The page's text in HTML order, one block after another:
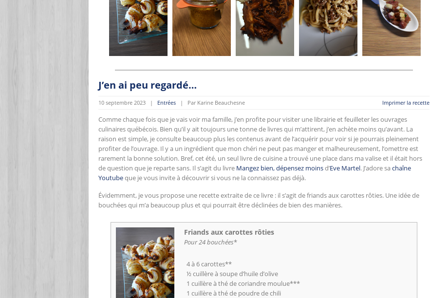
J’en ai peu regardé…
Imprimer la recette
10 septembre 2023 | Entrées | Par Karine Beauchesne
Comme chaque fois que je vais voir ma famille, j’en profite pour visiter une librairie et feuilleter les ouvrages
culinaires québécois. Bien qu’il y ait toujours une tonne de livres qui m’attirent, j’en achète moins qu’avant. La
raison est simple, je consulte beaucoup plus les contenus avant de l’acquérir pour voir si je pourrais pleinement
profiter de l’ouvrage. Il y a un ingrédient que mon chéri ne peut pas manger et malheureusement, l’omettre est
rarement la bonne solution. Bref, cet été, un seul livre de cuisine a trouvé une place dans ma valise et il était hors
de question que je reparte sans. Il s’agit du livre Mangez bien, dépensez moinsd’Eve Martel. J’adore sa chaîne
Youtubeque je vous invite à découvrir si vous ne la connaissez pas déjà.
Évidemment, je vous propose une recette extraite de ce livre : il s’agit de friands aux carottes rôties. Une idée de
bouchées qui m’a beaucoup plus et qui pourrait être déclinées de bien des manières.
Friands aux carottes rôties
Pour 24 bouchées*
4 à 6 carottes**
½ cuillère à soupe d’huile d’olive
1 cuillère à thé de coriandre moulue***
1 cuillère à thé de poudre de chili